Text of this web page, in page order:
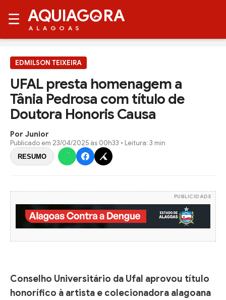
☰ AQUIAG RA
ALAGOAS
EDMILSON TEIXEIRA
UFAL presta homenagem a
Tânia Pedrosa com título de
Doutora Honoris Causa
Por Junior
Publicado em 23/04/2025 às 00h33 • Leitura: 3 min
RESUMO
PUBLICIDADE
Conselho Universitário da Ufal aprovou título
honorífico à artista e colecionadora alagoana